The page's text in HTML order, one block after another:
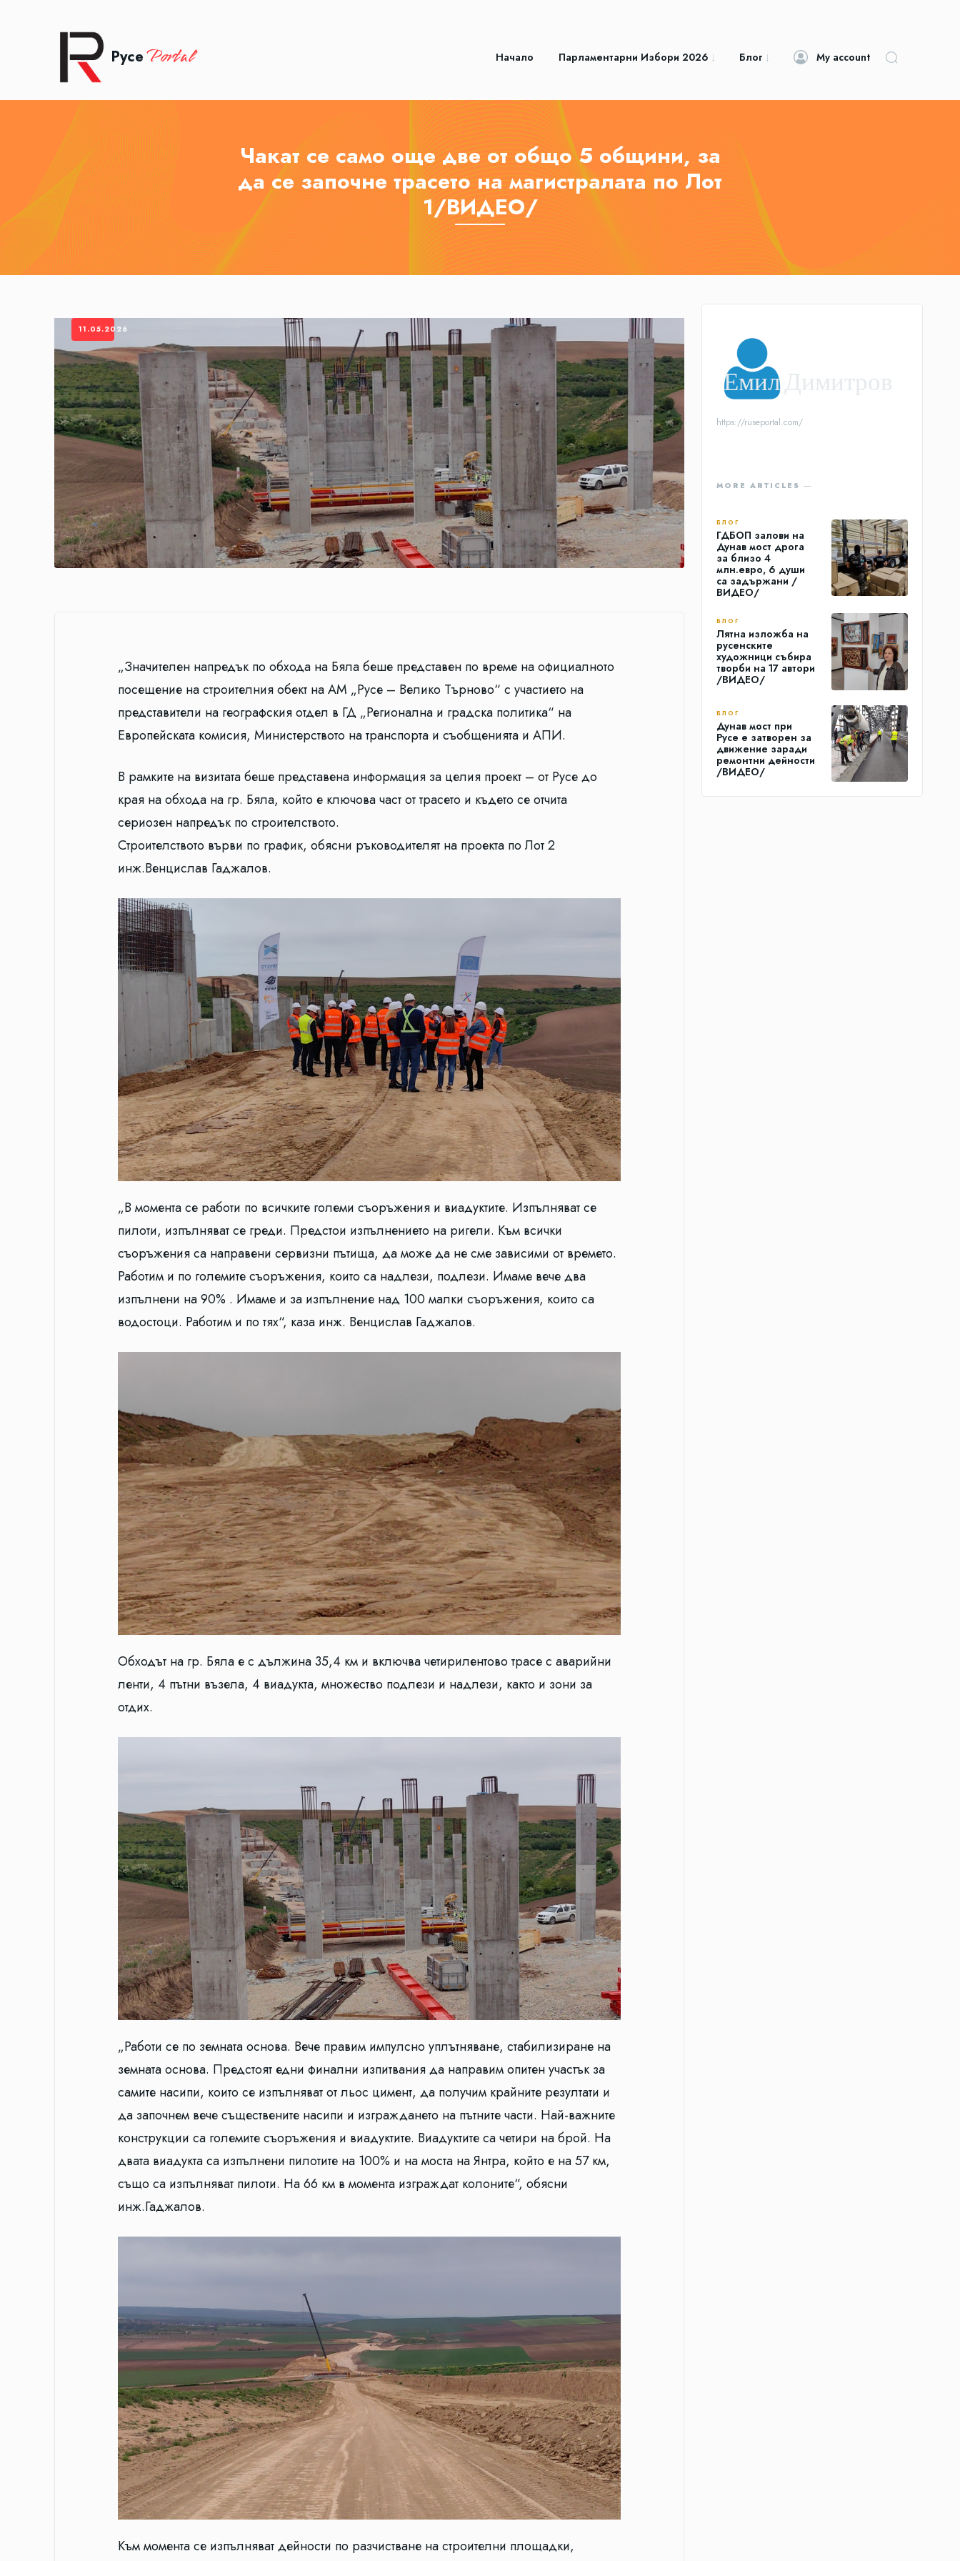
Русе Portal Начало Парламентарни Избори 2026 Блог My account
Чакат се само още две от общо 5 общини, за
да се започне трасето на магистралата по Лот
1/ВИДЕО/
„Значителен напредък по обхода на Бяла беше представен по време на официалното
посещение на строителния обект на АМ „Русе – Велико Търново“ с участието на
представители на географския отдел в ГД „Регионална и градска политика“ на
Европейската комисия, Министерството на транспорта и съобщенията и АПИ.
В рамките на визитата беше представена информация за целия проект – от Русе до
края на обхода на гр. Бяла, който е ключова част от трасето и където се отчита
сериозен напредък по строителството.
Строителството върви по график, обясни ръководителят на проекта по Лот 2
инж.Венцислав Гаджалов.
„В момента се работи по всичките големи съоръжения и виадуктите. Изпълняват се
пилоти, изпълняват се греди. Предстои изпълнението на ригели. Към всички
съоръжения са направени сервизни пътища, да може да не сме зависими от времето.
Работим и по големите съоръжения, които са надлези, подлези. Имаме вече два
изпълнени на 90% . Имаме и за изпълнение над 100 малки съоръжения, които са
водостоци. Работим и по тях“, каза инж. Венцислав Гаджалов.
Обходът на гр. Бяла е с дължина 35,4 км и включва четирилентово трасе с аварийни
ленти, 4 пътни възела, 4 виадукта, множество подлези и надлези, както и зони за
отдих.
„Работи се по земната основа. Вече правим импулсно уплътняване, стабилизиране на
земната основа. Предстоят едни финални изпитвания да направим опитен участък за
самите насипи, които се изпълняват от льос цимент, да получим крайните резултати и
да започнем вече съществените насипи и изграждането на пътните части. Най-важните
конструкции са големите съоръжения и виадуктите. Виадуктите са четири на брой. На
двата виадукта са изпълнени пилотите на 100% и на моста на Янтра, който е на 57 км,
също са изпълняват пилоти. На 66 км в момента изграждат колоните“, обясни
инж.Гаджалов.
Към момента се изпълняват дейности по разчистване на строителни площадки,
11.05.2026
Емил Димитров
https://ruseportal.com/
MORE ARTICLES ―
БЛОГ
ГДБОП залови на
Дунав мост дрога
за близо 4
млн.евро, 6 души
са задържани /
ВИДЕО/
БЛОГ
Лятна изложба на
русенските
художници събира
творби на 17 автори
/ВИДЕО/
БЛОГ
Дунав мост при
Русе е затворен за
движение заради
ремонтни дейности
/ВИДЕО/